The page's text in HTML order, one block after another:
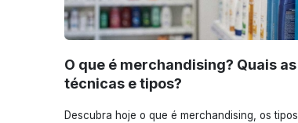
O que é merchandising? Quais as
técnicas e tipos?
Descubra hoje o que é merchandising, os